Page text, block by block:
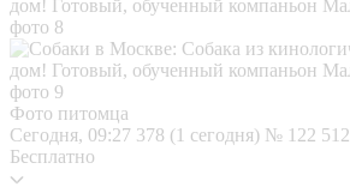
Фото питомца
Сегодня, 09:27 378 (1 сегодня) № 122 512
Бесплатно